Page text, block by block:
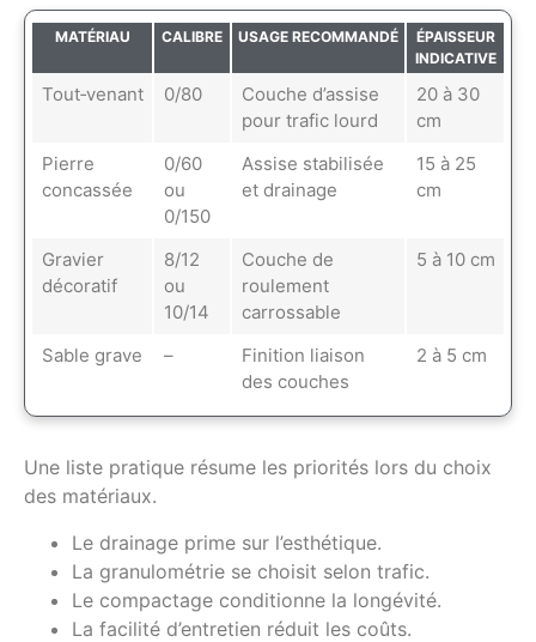
MATÉRIAU CALIBRE USAGE RECOMMANDÉ
ÉPAISSEUR
INDICATIVE
Tout‑venant 0/80
Couche d’assise
pour trafic lourd
20 à 30
cm
Pierre
concassée
0/60
ou
0/150
Assise stabilisée
et drainage
15 à 25
cm
Gravier
décoratif
8/12
ou
10/14
Couche de
roulement
carrossable
5 à 10 cm
Sable grave –
Finition liaison
des couches
2 à 5 cm
Une liste pratique résume les priorités lors du choix
des matériaux.
Le drainage prime sur l’esthétique.
La granulométrie se choisit selon trafic.
Le compactage conditionne la longévité.
La facilité d’entretien réduit les coûts.